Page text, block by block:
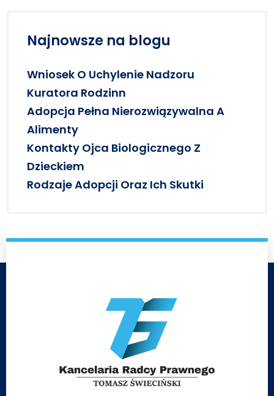
Najnowsze na blogu
Wniosek O Uchylenie Nadzoru
Kuratora Rodzinn
Adopcja Pełna Nierozwiązywalna A
Alimenty
Kontakty Ojca Biologicznego Z
Dzieckiem
Rodzaje Adopcji Oraz Ich Skutki